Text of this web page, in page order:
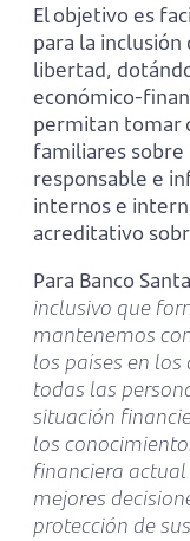
El objetivo es
para la inclusión
libertad,
económico-
permitan tomar
familiares sobre
responsable e
internos e
acreditativo
Para Banco
inclusivo que
mantenemos
los países en
todas las
situación
los
financiera
mejores
protección de